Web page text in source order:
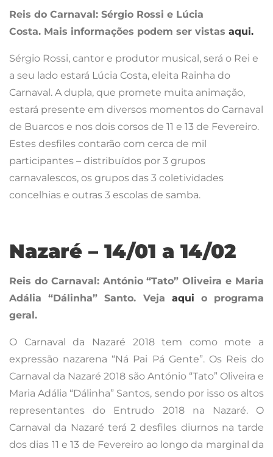
Reis do Carnaval: Sérgio Rossi e Lúcia
Costa. Mais informações podem ser vistas aqui.
Sérgio Rossi, cantor e produtor musical, será o Rei e
a seu lado estará Lúcia Costa, eleita Rainha do
Carnaval. A dupla, que promete muita animação,
estará presente em diversos momentos do Carnaval
de Buarcos e nos dois corsos de 11 e 13 de Fevereiro.
Estes desfiles contarão com cerca de mil
participantes – distribuídos por 3 grupos
carnavalescos, os grupos das 3 coletividades
concelhias e outras 3 escolas de samba.
Nazaré – 14/01 a 14/02
Reis do Carnaval: António “Tato” Oliveira e Maria
Adália “Dálinha” Santo. Veja aqui o programa
geral.
O Carnaval da Nazaré 2018 tem como mote a
expressão nazarena “Ná Pai Pá Gente”. Os Reis do
Carnaval da Nazaré 2018 são António “Tato” Oliveira e
Maria Adália “Dálinha” Santos, sendo por isso os altos
representantes do Entrudo 2018 na Nazaré. O
Carnaval da Nazaré terá 2 desfiles diurnos na tarde
dos dias 11 e 13 de Fevereiro ao longo da marginal da